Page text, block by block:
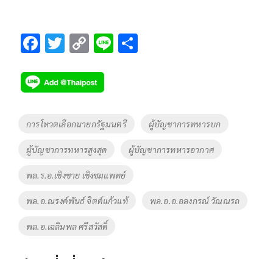
F
e
b
o
k
T
tt
er
C
p
y
Li
k
Li
Tags
การโหวตเลือกนายกรัฐมนตรี ผู้บัญชาการทหารบก
ผู้บัญชาการทหารสูงสุด ผู้บัญชาการทหารอากาศ
พล.ร.อ.เชิงชาย เชิงชมแพทย์
พล.อ.ณรงค์พันธ์ จิตต์แก้วแท้ พล.อ.อ.อลงกรณ์ วัณณรถ
พล.อ.เฉลิมพล ศรีสวัสดิ์